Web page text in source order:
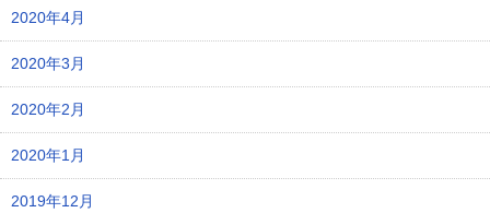
2020年4月
2020年3月
2020年2月
2020年1月
2019年12月